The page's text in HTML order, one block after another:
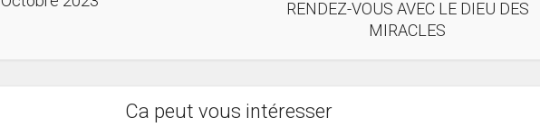
RENDEZ-VOUS AVEC LE DIEU DES
MIRACLES
Ca peut vous intéresser